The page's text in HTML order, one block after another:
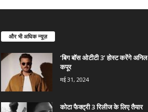
और भी अधिक न्यूज़
‘बिग बॉस ओटीटी 3’ होस्ट करेंगे अनिल
कपूर
मई 31, 2024
कोटा फैक्ट्री 3 रिलीज के लिए तैयार